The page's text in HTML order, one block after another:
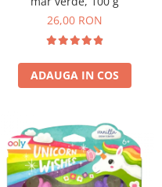
26,00 RON
ADAUGA IN COS